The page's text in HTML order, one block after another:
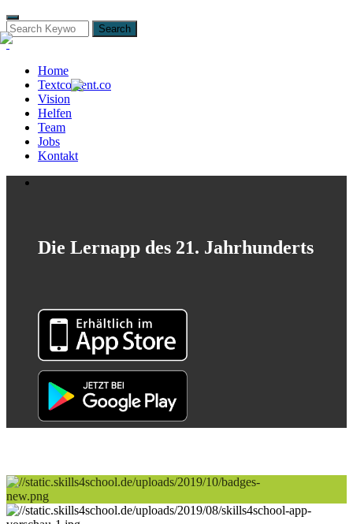
Search
Home
Textcontent.co
Vision
Helfen
Team
Jobs
Kontakt
Die Lernapp des 21. Jahrhunderts